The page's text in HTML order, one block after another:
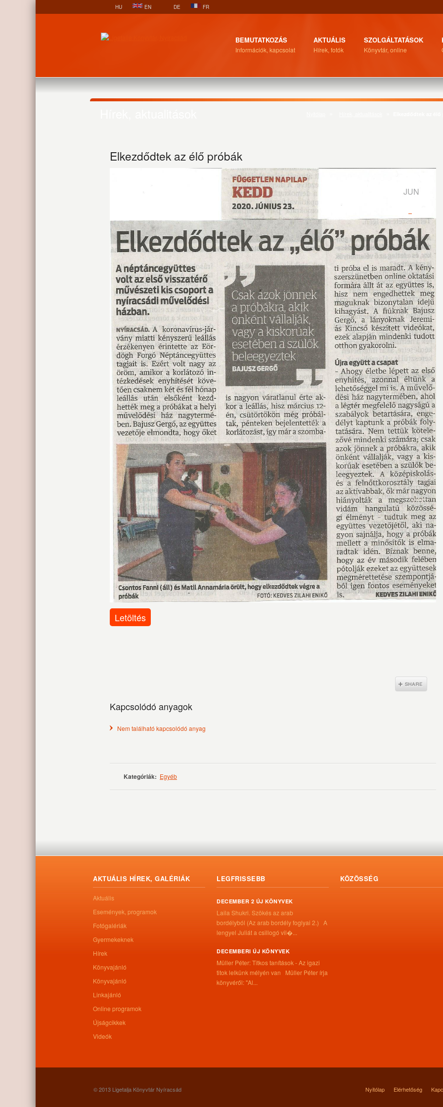
HU EN DE FR
BEMUTATKOZÁS
Információk, kapcsolat
AKTUÁLIS
Hírek, fotók
SZOLGÁLTATÁSOK
Könyvtár, online
Elkezdődtek az élő próbák
Letöltés
JUN
Kapcsolódó anyagok
Nem található kapcsolódó anyag
Kategóriák: Egyéb
AKTUÁLIS HÍREK, GALÉRIÁK
Aktuális
Események, programok
Fotógalériák
Gyermekeknek
Hírek
Könyvajánló
Könyvajánló
Linkajánló
Online programok
Újságcikkek
Videók
LEGFRISSEBB
DECEMBER 2 ÚJ KÖNYVEK
Laila Shukri. Szökés ​az arab
bordélyból (Az arab bordély foglyai 2.) A
lengyel Juliát a csillogó vil�...
DECEMBERI ÚJ KÖNYVEK
Müller Péter: Titkos tanítások - Az igazi
titok lelkünk mélyén van Müller Péter írja
könyvéről: "Al...
KÖZÖSSÉG
© 2013 Ligetalja Könyvtár Nyíracsád Nyitólap Elérhetőség